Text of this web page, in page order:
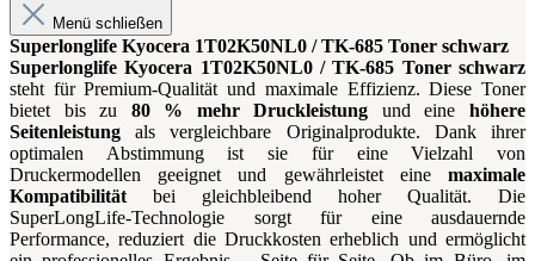
Menü schließen
Superlonglife Kyocera 1T02K50NL0 / TK-685 Toner schwarz
Superlonglife Kyocera 1T02K50NL0 / TK-685 Toner schwarz
steht für Premium-Qualität und maximale Effizienz. Diese Toner
bietet bis zu 80 % mehr Druckleistung und einehöhere
Seitenleistung als vergleichbare Originalprodukte. Dank ihrer
optimalen Abstimmung ist sie für eine Vielzahl von
Druckermodellen geeignet und gewährleistet eine maximale
Kompatibilitätbei gleichbleibend hoher Qualität. Die
SuperLongLife-Technologie sorgt für eine ausdauernde
Performance, reduziert die Druckkosten erheblich und ermöglicht